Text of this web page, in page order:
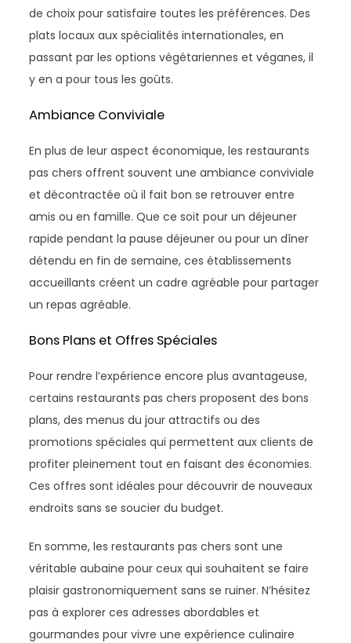
de choix pour satisfaire toutes les préférences. Des
plats locaux aux spécialités internationales, en
passant par les options végétariennes et véganes, il
y en a pour tous les goûts.
Ambiance Conviviale
En plus de leur aspect économique, les restaurants
pas chers offrent souvent une ambiance conviviale
et décontractée où il fait bon se retrouver entre
amis ou en famille. Que ce soit pour un déjeuner
rapide pendant la pause déjeuner ou pour un dîner
détendu en fin de semaine, ces établissements
accueillants créent un cadre agréable pour partager
un repas agréable.
Bons Plans et Offres Spéciales
Pour rendre l’expérience encore plus avantageuse,
certains restaurants pas chers proposent des bons
plans, des menus du jour attractifs ou des
promotions spéciales qui permettent aux clients de
profiter pleinement tout en faisant des économies.
Ces offres sont idéales pour découvrir de nouveaux
endroits sans se soucier du budget.
En somme, les restaurants pas chers sont une
véritable aubaine pour ceux qui souhaitent se faire
plaisir gastronomiquement sans se ruiner. N’hésitez
pas à explorer ces adresses abordables et
gourmandes pour vivre une expérience culinaire